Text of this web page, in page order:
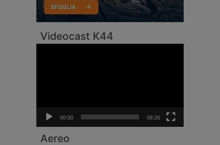
Videocast K44
00:00 08:26
Aereo